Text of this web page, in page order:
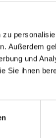
Außerdem
und
Sie ihnen